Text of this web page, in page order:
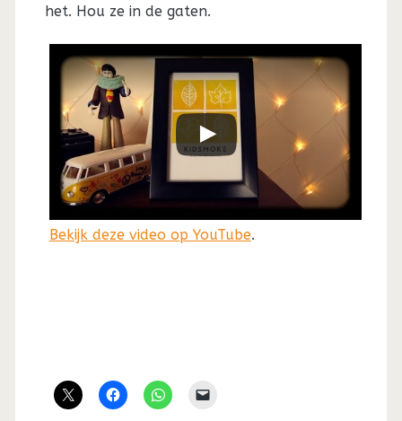
het. Hou ze in de gaten.
Bekijk deze video op YouTube.